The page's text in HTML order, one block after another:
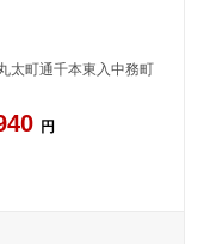
太町通千本東入中務町
円